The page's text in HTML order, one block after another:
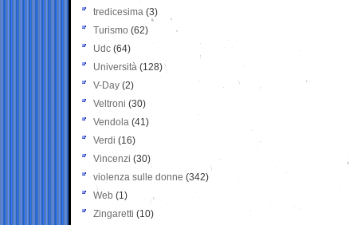
tredicesima (3)
Turismo (62)
Udc (64)
Università (128)
V-Day (2)
Veltroni (30)
Vendola (41)
Verdi (16)
Vincenzi (30)
violenza sulle donne (342)
Web (1)
Zingaretti (10)